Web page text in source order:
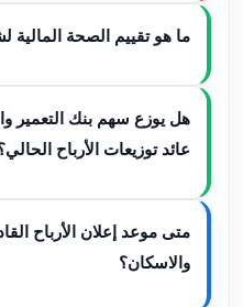
ما هو تقييم الصحة المالية
عائد توزيعات الأرباح
متى موعد إعلان الأرباح
والاسكان؟